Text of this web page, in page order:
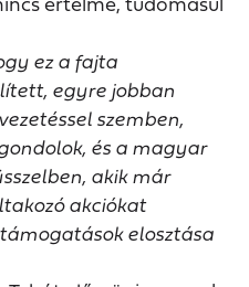
ez a fajta
egyre jobban
szemben,
és a magyar
akik már
akciókat
elosztása